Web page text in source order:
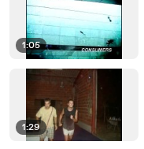
1:05
1:29